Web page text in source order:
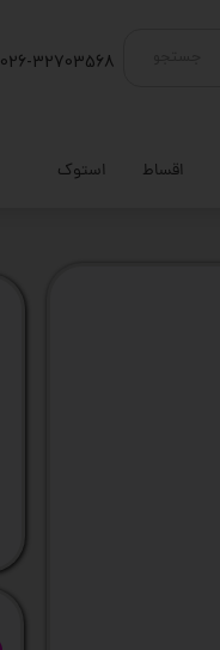
اقساط استوک
026-32703568